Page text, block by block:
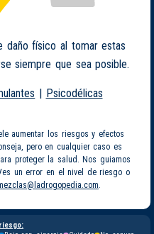
daño físico al tomar estas
siempre que sea posible.
| Psicodélicas
aumentar los riesgos y efectos
pero en cualquier caso es
proteger la salud. Nos guiamos
un error en el nivel de riesgo o
.